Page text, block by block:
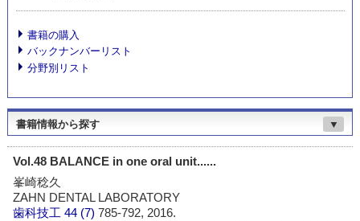
書籍の購入
バックナンバーリスト
分野別リスト
書籍情報から探す ▼
Vol.48 BALANCE in one oral unit......
峯崎稔久
ZAHN DENTAL LABORATORY
歯科技工 44 (7)785-792, 2016.